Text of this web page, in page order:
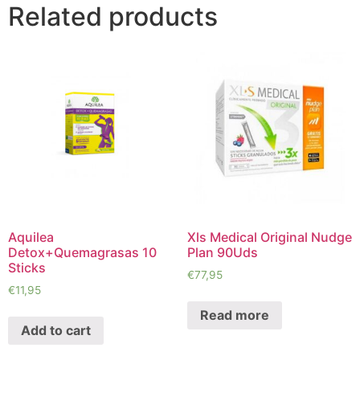
Related products
Aquilea
Detox+Quemagrasas 10
Sticks
€11,95
Add to cart
Xls Medical Original Nudge
Plan 90Uds
€77,95
Read more